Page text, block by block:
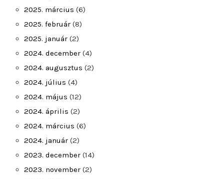
2025. március (6)
2025. február (8)
2025. január (2)
2024. december (4)
2024. augusztus (2)
2024. július (4)
2024. május (12)
2024. április (2)
2024. március (6)
2024. január (2)
2023. december (14)
2023. november (2)